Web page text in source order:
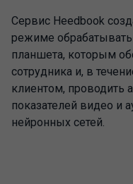
Сервис Heedbook
режиме
планшета, которым
сотрудника и, в
клиентом, проводить
показателей видео и
нейронных сетей.